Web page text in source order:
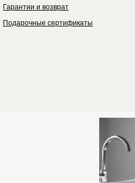
Гарантии и возврат
Подарочные сертификаты